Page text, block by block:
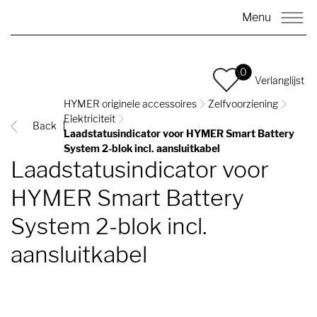
Menu
0
Verlanglijst
Back
HYMER originele accessoires
Zelfvoorziening
Elektriciteit
Laadstatusindicator voor HYMER Smart Battery
System 2-blok incl. aansluitkabel
Laadstatusindicator voor
HYMER Smart Battery
System 2-blok incl.
aansluitkabel